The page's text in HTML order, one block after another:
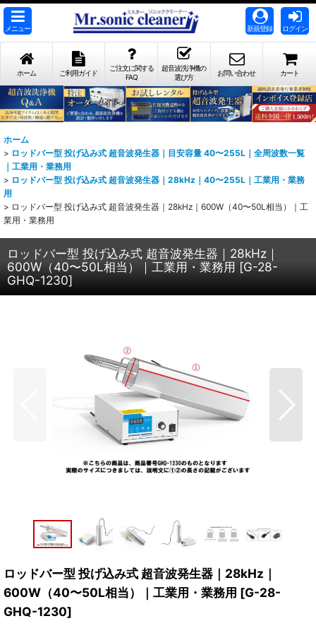
メニュー 新規登録 ログイン
ホーム ご利用ガイド
ご注文に関する
FAQ
超音波洗浄機の
選び方
お問い合わせ カート
ホーム
> ロッドバー型 投げ込み式 超音波発生器｜目安容量 40〜255L｜全周波数一覧
｜工業用・業務用
> ロッドバー型 投げ込み式 超音波発生器｜28kHz｜40〜255L｜工業用・業務
用
> ロッドバー型 投げ込み式 超音波発生器｜28kHz｜600W（40〜50L相当）｜工
業用・業務用
ロッドバー型 投げ込み式 超音波発生器｜28kHz｜
600W（40〜50L相当）｜工業用・業務用 [G-28-
GHQ-1230]
ロッドバー型 投げ込み式 超音波発生器｜28kHz｜
600W（40〜50L相当）｜工業用・業務用 [G-28-
GHQ-1230]